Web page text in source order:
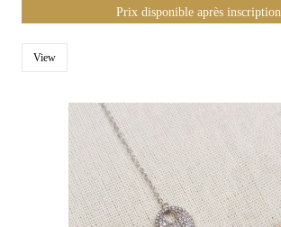
Prix disponible après inscription
View